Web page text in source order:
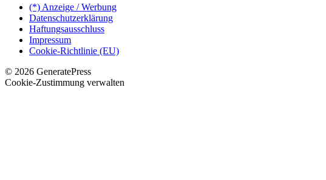
(*) Anzeige / Werbung
Datenschutzerklärung
Haftungsausschluss
Impressum
Cookie-Richtlinie (EU)
© 2026 GeneratePress
Cookie-Zustimmung verwalten